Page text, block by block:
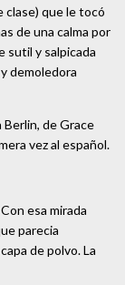
clase) que le tocó
de una calma por
sutil y salpicada
demoledora
de Grace
vez al español.
esa mirada
parecia
de polvo. La